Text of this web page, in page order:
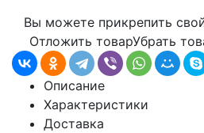
Вы можете прикрепить
Отложить товарУбрать
Описание
Характеристики
Доставка